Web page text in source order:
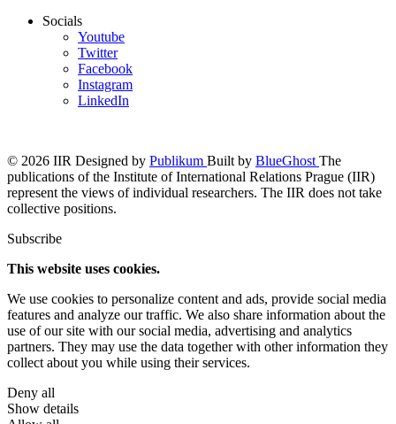
Socials
Youtube
Twitter
Facebook
Instagram
LinkedIn
© 2026 IIR Designed by Publikum Built by BlueGhost The
publications of the Institute of International Relations Prague (IIR)
represent the views of individual researchers. The IIR does not take
collective positions.
Subscribe
This website uses cookies.
We use cookies to personalize content and ads, provide social media
features and analyze our traffic. We also share information about the
use of our site with our social media, advertising and analytics
partners. They may use the data together with other information they
collect about you while using their services.
Deny all
Show details